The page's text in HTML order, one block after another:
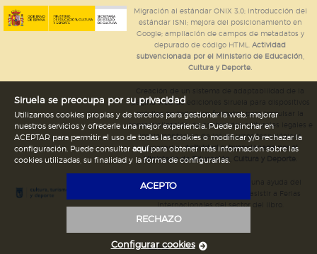
Migración al estándar ONIX 3.0; introducción del
estándar ISNI; mejora del posicionamiento en
Google; ampliación de campos de metadatos y
depurado de código HTML.Actividad
subvencionada por el Ministerio de Educación,
Cultura y Deporte.
página web de ediciones Siruela para dispositivos
móviles en todos sus formatos para impulsar la
comercialización de contenidos culturales legales e
implementación de los recursos tecnológicos
necesarios.Actividad subvencionada por el
Ministerio de Educación, Cultura y Deporte.
Ediciones Siruela ha percibido una ayuda del
Internacionales del sector del libro.
Legal
Siruela se preocupa por su privacidad
Utilizamos cookies propias y de terceros para gestionar la web, mejorar
nuestros servicios y ofrecerle una mejor experiencia. Puede pinchar en
ACEPTAR para permitir el uso de todas las cookies o modificar y/o rechazar la
configuración. Puede consultar aquípara obtener más información sobre las
cookies utilizadas, su finalidad y la forma de configurarlas.
ACEPTO
RECHAZO
Configurar cookies